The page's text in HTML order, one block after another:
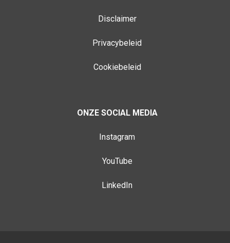
Disclaimer
Privacybeleid
Cookiebeleid
ONZE SOCIAL MEDIA
Instagram
YouTube
LinkedIn